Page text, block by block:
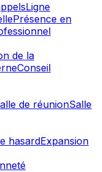
Ligne
Présence en
de la
Conseil
de réunionSalle
hasardExpansion